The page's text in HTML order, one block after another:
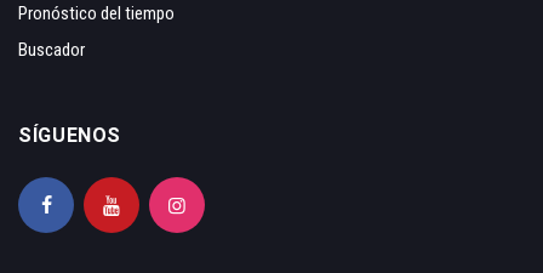
Pronóstico del tiempo
Buscador
SÍGUENOS